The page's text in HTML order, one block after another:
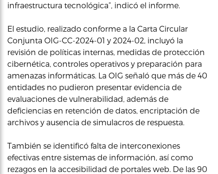
infraestructura tecnológica”, indicó el informe.
El estudio, realizado conforme a la Carta Circular
Conjunta OIG-CC-2024-01 y 2024-02, incluyó la
revisión de políticas internas, medidas de protección
cibernética, controles operativos y preparación para
amenazas informáticas. La OIG señaló que más de 40
entidades no pudieron presentar evidencia de
evaluaciones de vulnerabilidad, además de
deficiencias en retención de datos, encriptación de
archivos y ausencia de simulacros de respuesta.
También se identificó falta de interconexiones
efectivas entre sistemas de información, así como
rezagos en la accesibilidad de portales web. De las 90